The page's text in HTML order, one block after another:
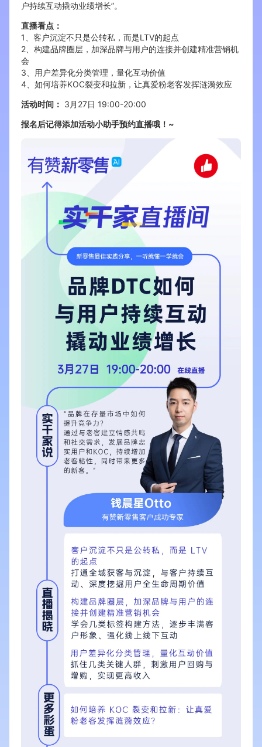
增长俱乐部
商家社区 社群交流
合作共进
认证服务商 设计服务商
数据通服务
户持续互动撬动业绩增长”。
直播看点：
1、客户沉淀不只是公转私，而是LTV的起点
2、构建品牌圈层，加深品牌与用户的连接并创建精准营销机
会
3、用户差异化分类管理，量化互动价值
4、如何培养KOC裂变和拉新，让真爱粉老客发挥涟漪效应
活动时间： 3月27日 19:00-20:00
报名后记得添加活动小助手预约直播哦！~